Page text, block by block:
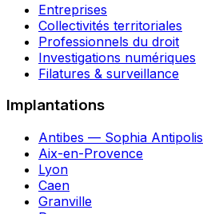
Entreprises
Collectivités territoriales
Professionnels du droit
Investigations numériques
Filatures & surveillance
Implantations
Antibes — Sophia Antipolis
Aix-en-Provence
Lyon
Caen
Granville